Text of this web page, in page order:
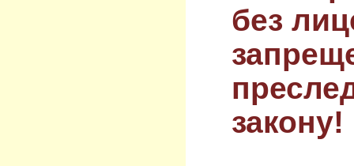
без
закону!